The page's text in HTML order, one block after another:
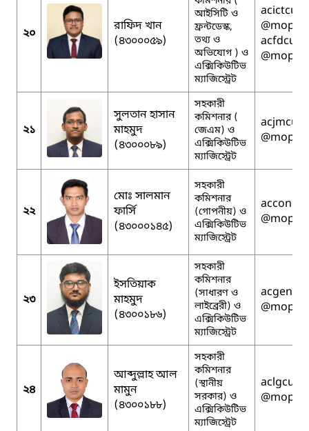
২০
রাফিদ খান
(৪৩০০০৫৯)
আইসিটি ও
ফ্রন্টডেস্ক,
তথ্য ও
অভিযোগ ) ও
এক্সিকিউটিভ
ম্যাজিস্ট্রেট
২১
সুলতান হাসান
মাহমুদ
(৪৩০০০৮৯)
সহকারী
কমিশনার (
জেএম) ও
এক্সিকিউটিভ
ম্যাজিস্ট্রেট
২২
মোঃ সালমান
ফার্সি
(৪৩০০০১৪৫)
সহকারী
কমিশনার
(গোপনীয়) ও
এক্সিকিউটিভ
ম্যাজিস্ট্রেট
২৩
ইসতিয়াক
মাহমুদ
(৪৩০০১৮৬)
সহকারী
কমিশনার
(সাধারণ ও
লাইব্রেরী) ও
এক্সিকিউটিভ
ম্যাজিস্ট্রেট
২৪
আব্দুল্লাহ আল
মামুন
(৪৩০০১৮৮)
সহকারী
কমিশনার
(স্থানীয়
সরকার) ও
এক্সিকিউটিভ
ম্যাজিস্ট্রেট